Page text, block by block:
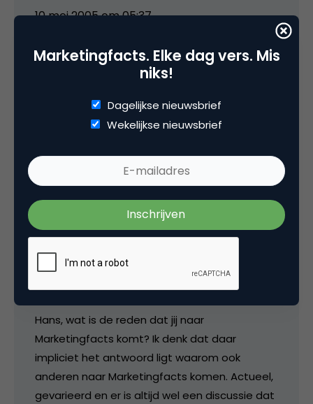
10 mei 2005 om 05:37
media
mee in mijn overwegingen over hoe verder
met Marketingfacts. Op een aantal van je
suggesties zit ik overigens al een tijdje te
broeden maar heb domweg nog niet de tijd
gehad om ze uit te werken.
Ben je vanavond toevallig aanwezig bij 212
Amsterdam?
Hans, wat is de reden dat jij naar
Marketingfacts komt? Ik denk dat daar
impliciet het antwoord ligt waarom ook
anderen naar Marketingfacts komen. Actueel,
gevarieerd en er is altijd wel een discussie dat
Marketingfacts. Elke dag vers. Mis
niks!
Dagelijkse nieuwsbrief
Wekelijkse nieuwsbrief